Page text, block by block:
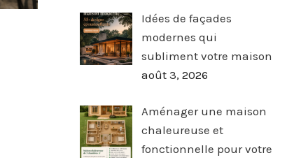
Idées de façades
modernes qui
subliment votre maison
août 3, 2026
Aménager une maison
chaleureuse et
fonctionnelle pour votre